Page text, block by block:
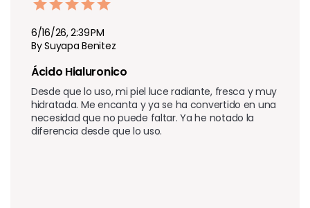
6/16/26, 2:39 PM
By Suyapa Benitez
Ácido Hialuronico
Desde que lo uso, mi piel luce radiante, fresca y muy
hidratada. Me encanta y ya se ha convertido en una
necesidad que no puede faltar. Ya he notado la
diferencia desde que lo uso.